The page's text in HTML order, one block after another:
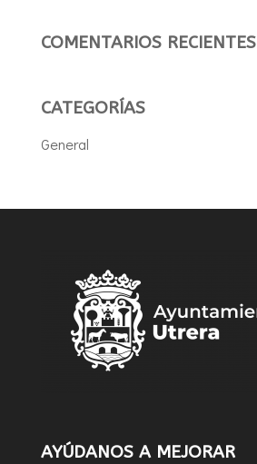
COMENTARIOS RECIENTES
CATEGORÍAS
General
AYÚDANOS A MEJORAR